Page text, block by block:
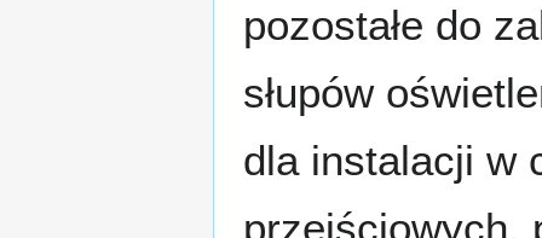
pozostałe do
słupów
dla instalacji w
przejściowych,